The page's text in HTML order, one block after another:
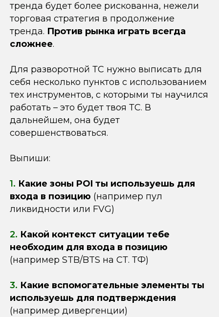
тренда будет более рискованна, нежели
торговая стратегия в продолжение
тренда. Против рынка играть всегда
сложнее.
Для разворотной ТС нужно выписать для
себя несколько пунктов с использованием
тех инструментов, с которыми ты научился
работать – это будет твоя ТС. В
дальнейшем, она будет
совершенствоваться.
Выпиши:
1. Какие зоны POI ты используешь для
входа в позицию (например пул
ликвидности или FVG)
2. Какой контекст ситуации тебе
необходим для входа в позицию
(например STB/BTS на СТ. ТФ)
3. Какие вспомогательные элементы ты
используешь для подтверждения
(например дивергенции)